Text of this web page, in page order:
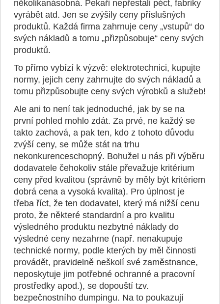
několikanásobná. Pekaři nepřestali péct, fabriky
vyrábět atd. Jen se zvýšily ceny příslušných
produktů. Každá firma zahrnuje ceny „vstupů“ do
svých nákladů a tomu „přizpůsobuje“ ceny svých
produktů.
To přímo vybízí k výzvě: elektrotechnici, kupujte
normy, jejich ceny zahrnujte do svých nákladů a
tomu přizpůsobujte ceny svých výrobků a služeb!
Ale ani to není tak jednoduché, jak by se na
první pohled mohlo zdát. Za prvé, ne každý se
takto zachová, a pak ten, kdo z tohoto důvodu
zvýší ceny, se může stát na trhu
nekonkurenceschopný. Bohužel u nás při výběru
dodavatele čehokoliv stále převažuje kritérium
ceny před kvalitou (správně by měly být kritériem
dobrá cena a vysoká kvalita). Pro úplnost je
třeba říct, že ten dodavatel, který má nižší cenu
proto, že některé standardní a pro kvalitu
výsledného produktu nezbytné náklady do
výsledné ceny nezahrne (např. nenakupuje
technické normy, podle kterých by měl činnosti
provádět, pravidelně neškolí své zaměstnance,
neposkytuje jim potřebné ochranné a pracovní
prostředky apod.), se dopouští tzv.
bezpečnostního dumpingu. Na to poukazují